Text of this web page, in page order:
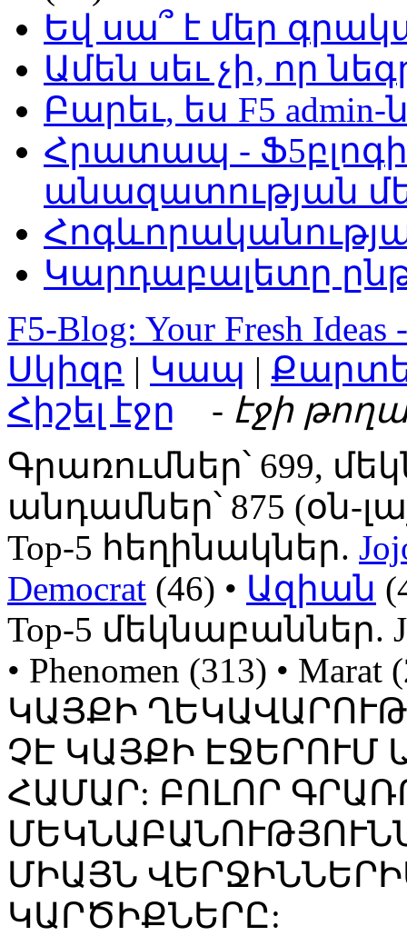
Եվ սա՞ է մեր
Ամեն սեւ չի, որ
Բարեւ, ես F5 admin-
Հրատապ -
անազատության
Կարդաբալետը
F5-Blog: Your Fresh Ideas
Սկիզբ | Կապ |
Հիշել էջը
- էջի
Գրառումներ՝ 699,
անդամներ՝ 875 (օն-
Top-5 հեղինակներ.
Democrat (46) • Ազիան
Top-5 մեկնաբաններ.
• Phenomen (313) •
ԿԱՅՔԻ
ՉԷ ԿԱՅՔԻ
ՀԱՄԱՐ: ԲՈԼՈՐ
ՄԻԱՅՆ
ԿԱՐԾԻՔՆԵՐԸ: